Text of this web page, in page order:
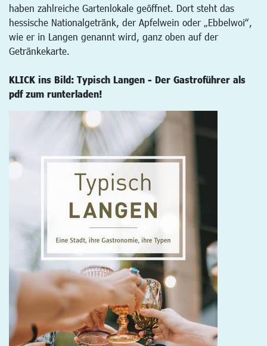
haben zahlreiche Gartenlokale geöffnet. Dort steht das
hessische Nationalgetränk, der Apfelwein oder „Ebbelwoi“,
wie er in Langen genannt wird, ganz oben auf der
Getränkekarte.
KLICK ins Bild: Typisch Langen - Der Gastroführer als
pdf zum runterladen!